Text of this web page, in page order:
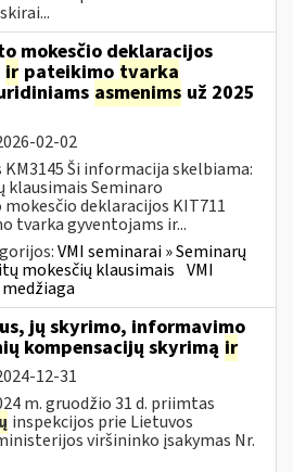
mokesčio deklaracijos
ir pateikimo tvarka
asmenims už 2025
02-02
Ši informacija skelbiama:
klausimais Seminaro
deklaracijos KIT711
tvarka gyventojams ir...
VMI seminarai » Seminarų
mokesčių klausimais VMI
jų skyrimo, informavimo
kompensacijų skyrimą ir
12-31
m. gruodžio 31 d. priimtas
inspekcijos prie Lietuvos
viršininko įsakymas Nr.